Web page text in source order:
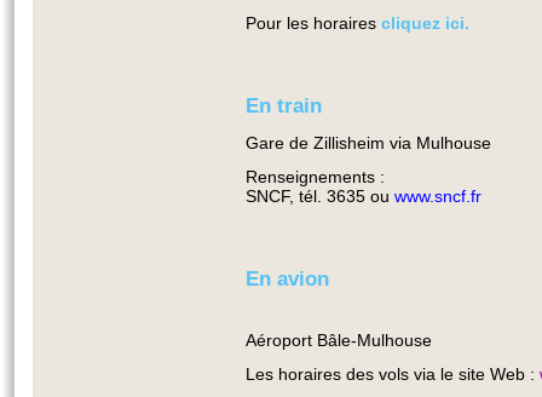
Pour les horaires cliquez ici.
En train
Gare de Zillisheim via Mulhouse
Renseignements :
SNCF, tél. 3635 ou www.sncf.fr
En avion
Aéroport Bâle-Mulhouse
Les horaires des vols via le site Web :